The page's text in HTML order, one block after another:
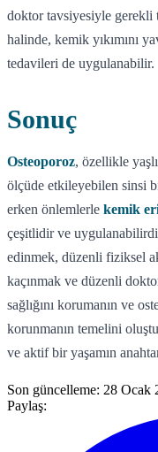
doktor tavsiyesiyle gerekli
halinde, kemik yıkımını
tedavileri de uygulanabilir.
Sonuç
Osteoporoz, özellikle
ölçüde etkileyebilen sinsi
erken önlemlerle kemik
çeşitlidir ve
edinmek, düzenli fiziksel
kaçınmak ve düzenli
sağlığını korumanın ve
korunmanın temelini
ve aktif bir yaşamın
Son güncelleme: 28 Ocak
Paylaş: